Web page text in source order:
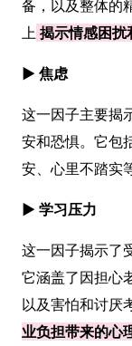
备，以及整体的
上 揭示情感困扰
► 焦虑
这一因子主要揭
安和恐惧。它包
安、心里不踏实
► 学习压力
这一因子揭示了
它涵盖了因担心
以及害怕和讨厌
业负担带来的心